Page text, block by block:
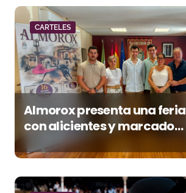
CARTELES
Almorox presenta una feria
con alicientes y marcado
acento torista